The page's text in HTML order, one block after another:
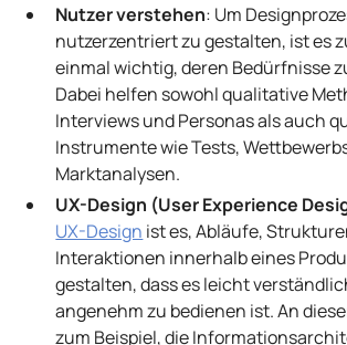
Nutzer verstehen: Um
nutzerzentriert zu gestalten, ist es
einmal wichtig, deren Bedürfnisse
Dabei helfen sowohl qualitative
Interviews und Personas als auch
Instrumente wie Tests,
Marktanalysen.
UX-Design (User Experience
UX-Design ist es, Abläufe,
Interaktionen innerhalb eines
gestalten, dass es leicht
angenehm zu bedienen ist. An
zum Beispiel, die